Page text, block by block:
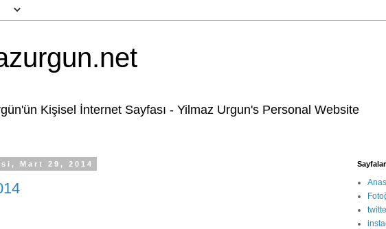
Kişisel İnternet Sayfası - Yilmaz Urgun's Personal Website
Mart 29, 2014 Sayfalar